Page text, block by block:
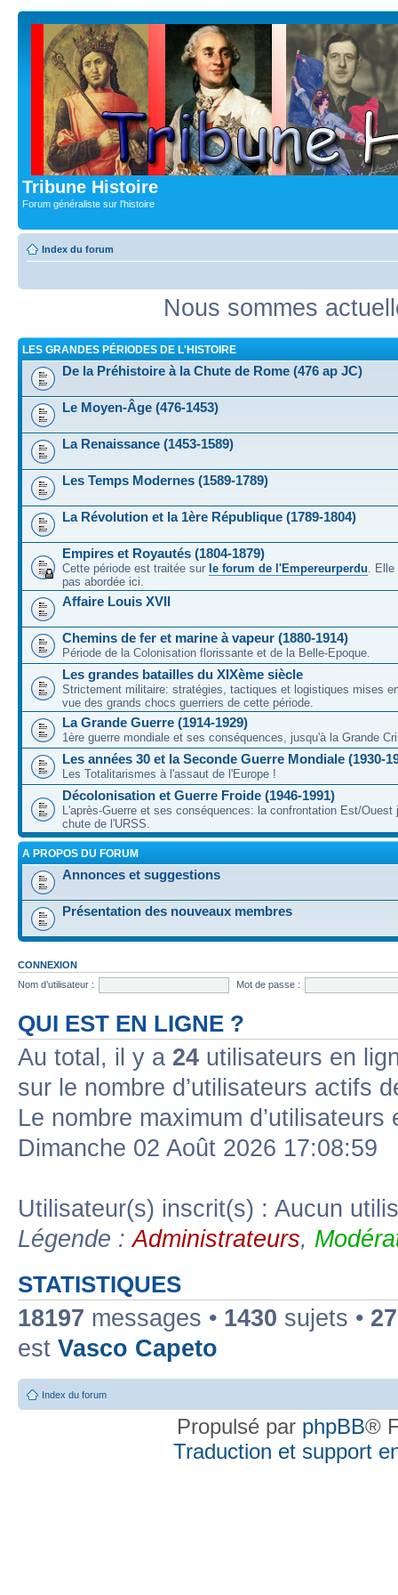
Tribune Histoire
Forum généraliste sur l'histoire
Index du forum
Nous sommes
LES GRANDES PÉRIODES DE L'HISTOIRE
De la Préhistoire à la Chute de Rome (476 ap JC)
Le Moyen-Âge (476-1453)
La Renaissance (1453-1589)
Les Temps Modernes (1589-1789)
La Révolution et la 1ère République (1789-1804)
Empires et Royautés (1804-1879)
Cette période est traitée sur le forum de l'Empereurperdu. Elle
pas abordée ici.
Affaire Louis XVII
Chemins de fer et marine à vapeur (1880-1914)
Période de la Colonisation florissante et de la Belle-Epoque.
Les grandes batailles du XIXème siècle
Strictement militaire: stratégies, tactiques et logistiques mises
vue des grands chocs guerriers de cette période.
La Grande Guerre (1914-1929)
1ère guerre mondiale et ses conséquences, jusqu'à la Grande
Les années 30 et la Seconde Guerre Mondiale (1930-
Les Totalitarismes à l'assaut de l'Europe !
Décolonisation et Guerre Froide (1946-1991)
L'après-Guerre et ses conséquences: la confrontation Est/Ouest
chute de l'URSS.
A PROPOS DU FORUM
Annonces et suggestions
Présentation des nouveaux membres
CONNEXION
Nom d’utilisateur :
Mot de passe :
QUI EST EN LIGNE ?
Au total, il y a 24 utilisateurs en
sur le nombre d’utilisateurs actifs
Le nombre maximum
Dimanche 02 Août 2026 17:08:59
Utilisateur(s) inscrit(s) : Aucun
Légende :Administrateurs,
STATISTIQUES
18197 messages • 1430 sujets •
est Vasco Capeto
Index du forum
Propulsé par phpBB®
Traduction et support